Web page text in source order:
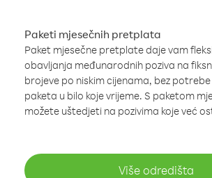
Paketi mjesečnih pretplata
Paket mjesečne pretplate daje vam
obavljanja međunarodnih poziva na
brojeve po niskim cijenama, bez
paketa u bilo koje vrijeme. S paketom
možete uštedjeti na pozivima koje već
Više odredišta